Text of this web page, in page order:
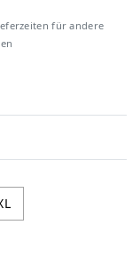
für andere